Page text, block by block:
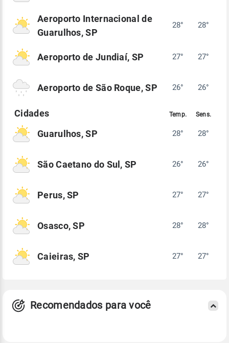
Aeroporto Internacional de
Guarulhos, SP
28° 28°
Aeroporto de Jundiaí, SP 27° 27°
Aeroporto de São Roque, SP 26° 26°
Guarulhos, SP 28° 28°
São Caetano do Sul, SP 26° 26°
Perus, SP 27° 27°
Osasco, SP 28° 28°
Caieiras, SP 27° 27°
Recomendados para você